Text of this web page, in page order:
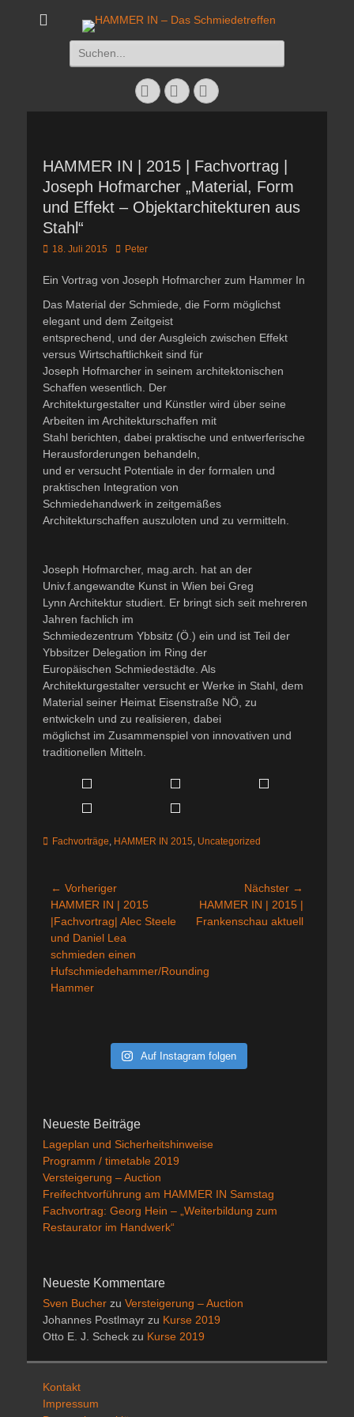
HAMMER IN - Das
Das Schmiedetreffen 26. – 28. Juli 2019
Suchen
nach:
Facebook
TwitterInstagram
HAMMER IN | 2015 | Fachvortrag |
Joseph Hofmarcher „Material, Form
und Effekt – Objektarchitekturen aus
Stahl“
Veröffentlicht
18. Juli 2015 AutorPeter
Ein Vortrag von Joseph Hofmarcher zum Hammer In
Das Material der Schmiede, die Form möglichst
elegant und dem Zeitgeist
entsprechend, und der Ausgleich zwischen Effekt
versus Wirtschaftlichkeit sind für
Joseph Hofmarcher in seinem architektonischen
Schaffen wesentlich. Der
Architekturgestalter und Künstler wird über seine
Arbeiten im Architekturschaffen mit
Stahl berichten, dabei praktische und entwerferische
Herausforderungen behandeln,
und er versucht Potentiale in der formalen und
praktischen Integration von
Schmiedehandwerk in zeitgemäßes
Architekturschaffen auszuloten und zu vermitteln.
Joseph Hofmarcher, mag.arch. hat an der
Univ.f.angewandte Kunst in Wien bei Greg
Lynn Architektur studiert. Er bringt sich seit mehreren
Jahren fachlich im
Schmiedezentrum Ybbsitz (Ö.) ein und ist Teil der
Ybbsitzer Delegation im Ring der
Europäischen Schmiedestädte. Als
Architekturgestalter versucht er Werke in Stahl, dem
Material seiner Heimat Eisenstraße NÖ, zu
entwickeln und zu realisieren, dabei
möglichst im Zusammenspiel von innovativen und
traditionellen Mitteln.
Kategorien
Fachvorträge, HAMMER IN 2015, Uncategorized
Beitragsnavigation
← Vorheriger
Vorheriger
Beitrag:
HAMMER IN | 2015
|Fachvortrag| Alec Steele
und Daniel Lea
schmieden einen
Hufschmiedehammer/Rounding
Hammer
Nächster →
Nächster
Beitrag:
HAMMER IN | 2015 |
Frankenschau aktuell
Auf Instagram folgen
Neueste Beiträge
Lageplan und Sicherheitshinweise
Programm / timetable 2019
Versteigerung – Auction
Freifechtvorführung am HAMMER IN Samstag
Fachvortrag: Georg Hein – „Weiterbildung zum
Restaurator im Handwerk“
Neueste Kommentare
Sven Bucher zu Versteigerung – Auction
Johannes Postlmayr zu Kurse 2019
Otto E. J. Scheck zu Kurse 2019
Kontakt
Impressum